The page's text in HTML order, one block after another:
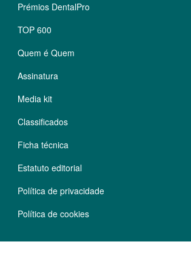
Prémios DentalPro
TOP 600
Quem é Quem
Assinatura
Media kit
Classificados
Ficha técnica
Estatuto editorial
Política de privacidade
Política de cookies